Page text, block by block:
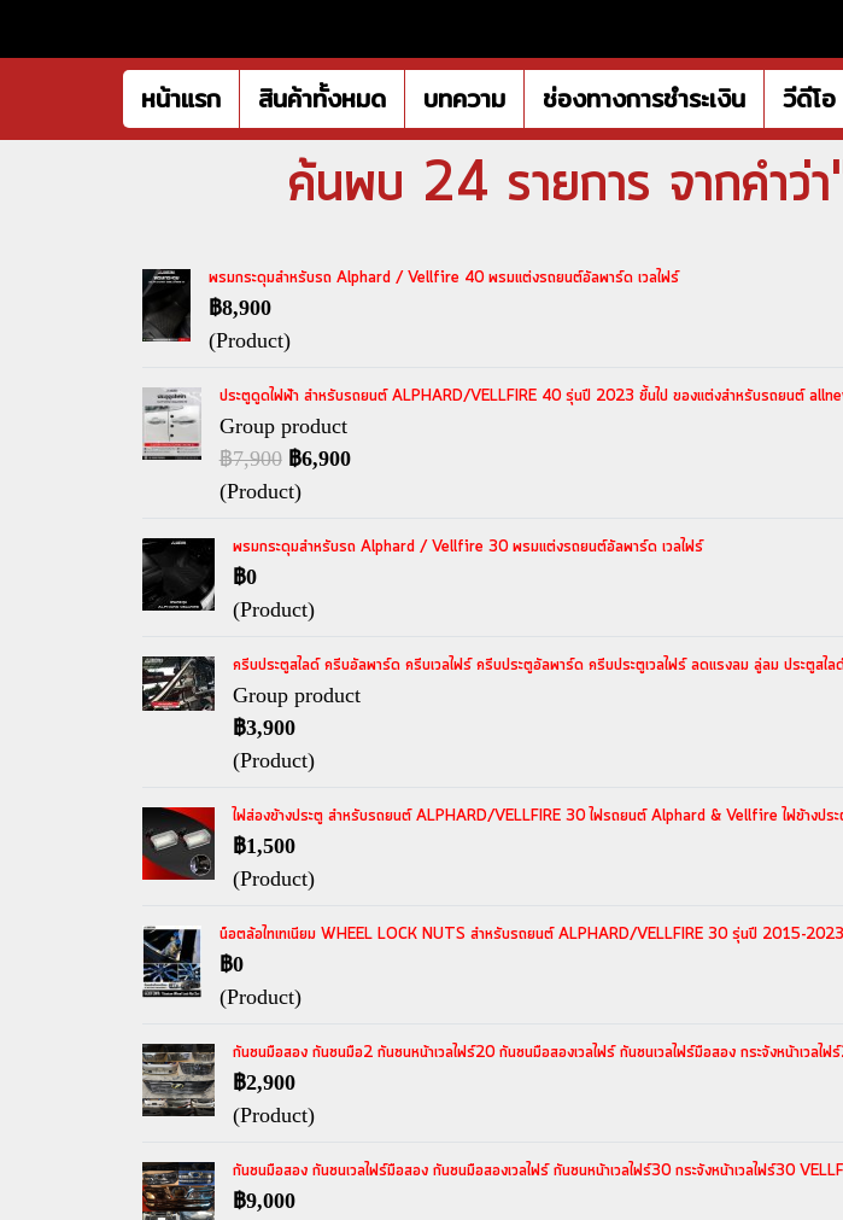
หน้าแรก สินค้าทั้งหมด บทความ ช่องทางการชำระเงิน วีดีโอ
ค้นพบ 24 รายการ จากคำว่
พรมกระดุมสำหรับรถ Alphard / Vellfire 40 พรมแต่งรถยนต์อัลพาร์ด เวลไฟร์
฿8,900
(Product)
ประตูดูดไฟฟ้า สำหรับรถยนต์ ALPHARD/VELLFIRE 40 รุ่นปี 2023 ขึ้นไป ของแต่งสำหรับรถยนต์
Group product
฿7,900 ฿6,900
(Product)
พรมกระดุมสำหรับรถ Alphard / Vellfire 30 พรมแต่งรถยนต์อัลพาร์ด เวลไฟร์
฿0
(Product)
ครีบประตูสไลด์ ครีบอัลพาร์ด ครีบเวลไฟร์ ครีบประตูอัลพาร์ด ครีบประตูเวลไฟร์ ลดแรงลม ลู่ลม ประ
Group product
฿3,900
(Product)
ไฟส่องข้างประตู สำหรับรถยนต์ ALPHARD/VELLFIRE 30 ไฟรถยนต์ Alphard & Vellfire ไฟข้า
฿1,500
(Product)
น็อตล้อไทเทเนียม WHEEL LOCK NUTS สำหรับรถยนต์ ALPHARD/VELLFIRE 30 รุ่นปี 2015-
฿0
(Product)
กันชนมือสอง กันชนมือ2 กันชนหน้าเวลไฟร์20 กันชนมือสองเวลไฟร์ กันชนเวลไฟร์มือสอง กระจังหน้า
฿2,900
(Product)
กันชนมือสอง กันชนเวลไฟร์มือสอง กันชนมือสองเวลไฟร์ กันชนหน้าเวลไฟร์30 กระจังหน้าเวลไฟร์30
฿9,000